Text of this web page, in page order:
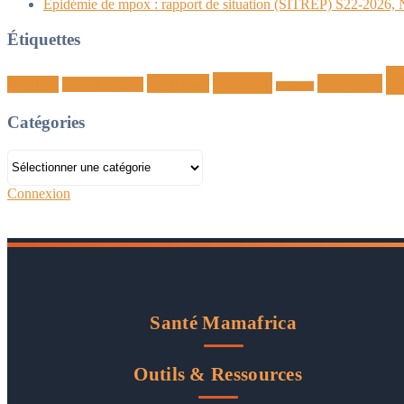
Epidémie de mpox : rapport de situation (SITREP) S22-2026,
Étiquettes
Catégories
Connexion
Santé Mamafrica
Outils & Ressources